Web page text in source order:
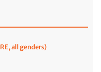
all genders)